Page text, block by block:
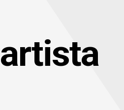
artista